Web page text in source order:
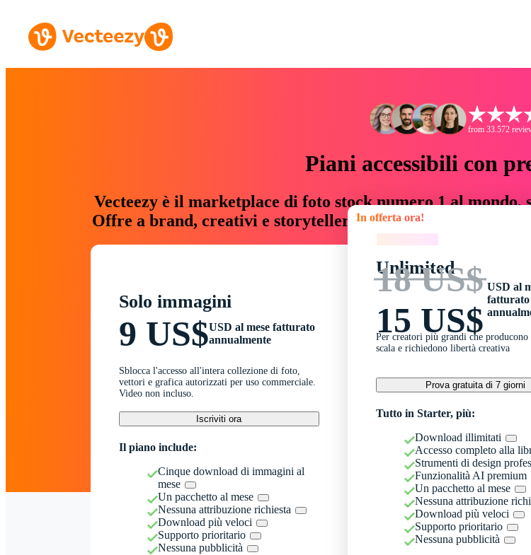
from 33.572
Piani accessibili con
Vecteezy è il marketplace di foto stock numero 1 al
Offre a brand, creativi e storyteller risorse creative che
Solo immagini
9 US$USD al mese fatturato
annualmente
Sblocca l'accesso all'intera collezione di foto,
vettori e grafica autorizzati per uso commerciale.
Video non incluso.
Iscriviti ora
Il piano include:
Cinque download di immagini al
mese
Un pacchetto al mese
Nessuna attribuzione richiesta
Download più veloci
Supporto prioritario
Nessuna pubblicità
In offerta ora!
Unlimited
18 US$
15 US$
USD al
fatturato
Per creatori più grandi che producono
scala e richiedono libertà creativa
Prova gratuita di 7 giorni
Tutto in Starter, più:
Download illimitati
Accesso completo alla
Strumenti di design
Funzionalità AI premium
Un pacchetto al mese
Nessuna attribuzione
Download più veloci
Supporto prioritario
Nessuna pubblicità